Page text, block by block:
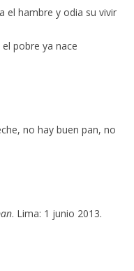
el hambre y odia su vivir
pobre ya nace
no hay buen pan, no
. Lima: 1 junio 2013.